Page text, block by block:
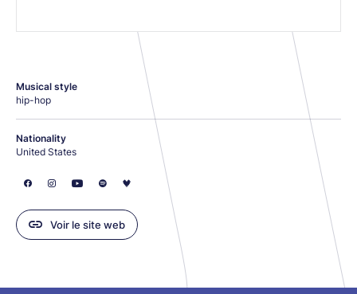
Musical style
hip-hop
Nationality
United States
Voir le site web